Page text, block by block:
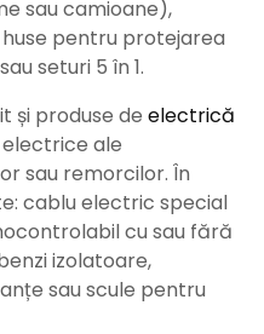
sau camioane),
pentru protejarea
seturi 5 în 1.
și produse de electrică
ale
sau remorcilor. În
cablu electric special
cu sau fără
izolatoare,
sau scule pentru